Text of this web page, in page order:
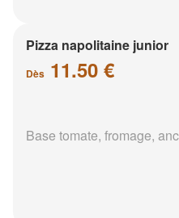
Pizza napolitaine junior
Dès 11.50 €
Base tomate, fromage,